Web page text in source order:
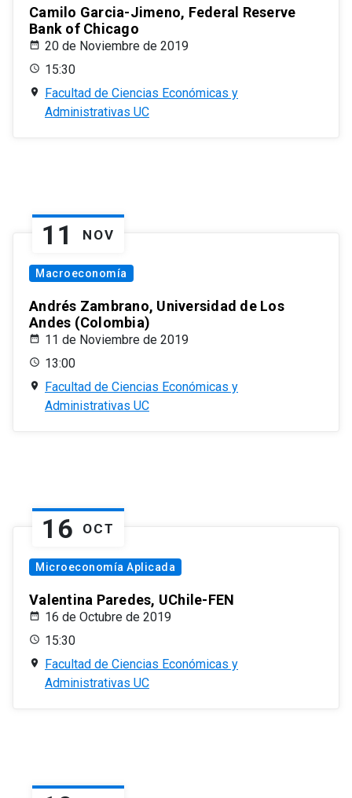
Camilo Garcia-Jimeno, Federal Reserve
Bank of Chicago
20 de Noviembre de 2019
15:30
Facultad de Ciencias Económicas y
Administrativas UC
11 NOV
Macroeconomía
Andrés Zambrano, Universidad de Los
Andes (Colombia)
11 de Noviembre de 2019
13:00
Facultad de Ciencias Económicas y
Administrativas UC
16 OCT
Microeconomía Aplicada
Valentina Paredes, UChile-FEN
16 de Octubre de 2019
15:30
Facultad de Ciencias Económicas y
Administrativas UC